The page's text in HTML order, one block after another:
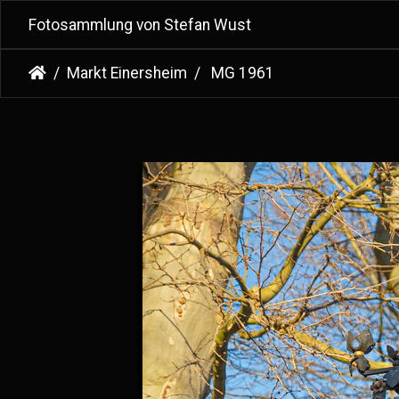
Fotosammlung von Stefan Wust
Markt Einersheim MG 1961